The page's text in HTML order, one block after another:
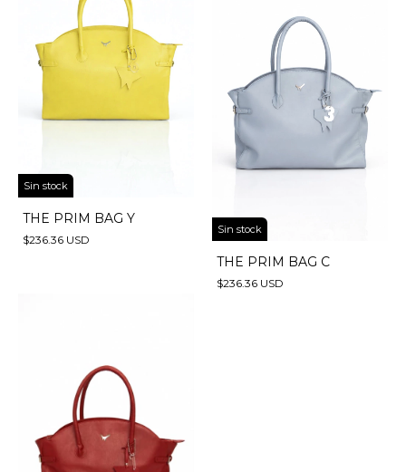
Sin stock
THE PRIM BAG Y
$236.36 USD
Sin stock
THE PRIM BAG C
$236.36 USD